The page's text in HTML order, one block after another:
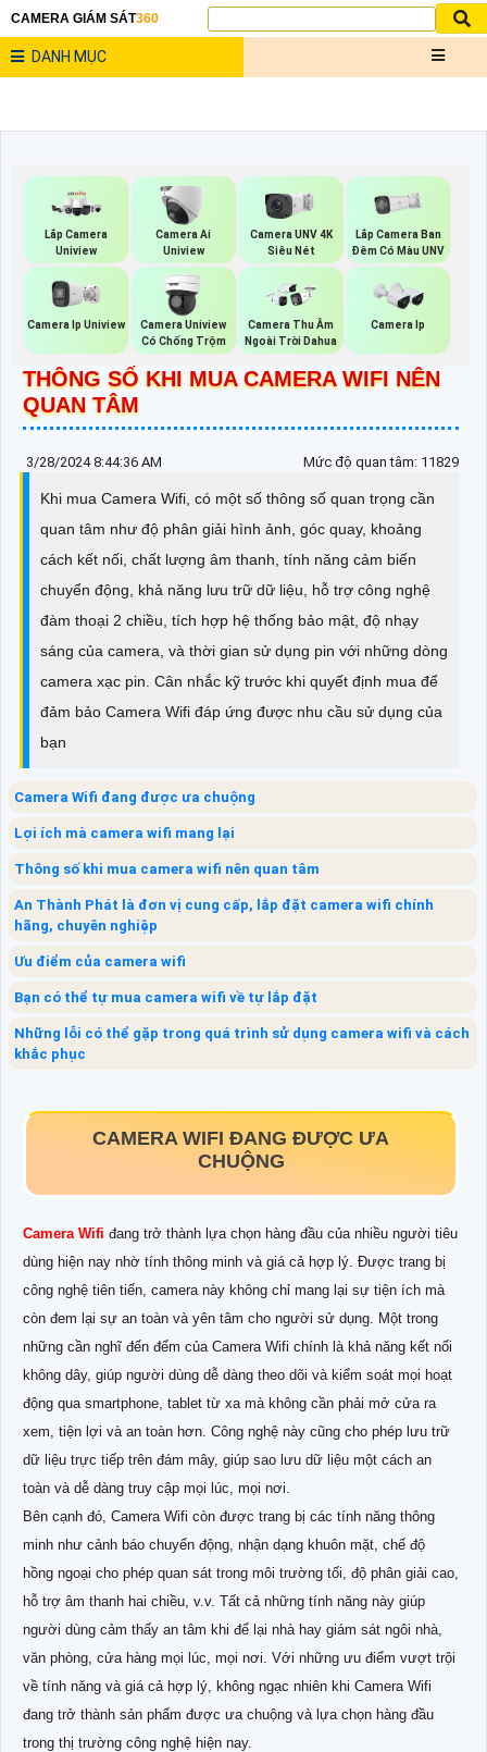
CAMERA GIÁM SÁT360
DANH MỤC
Lắp Camera
Uniview
Camera Ai
Uniview
Camera UNV 4K
Siêu Nét
Lắp Camera Ban
Đêm Có Màu UNV
Camera Ip Uniview
Camera Uniview
Có Chống Trộm
Camera Thu Âm
Ngoài Trời Dahua
Camera Ip
THÔNG SỐ KHI MUA CAMERA WIFI NÊN
QUAN TÂM
3/28/2024 8:44:36 AM Mức độ quan tâm: 11829
Khi mua Camera Wifi, có một số thông số quan trọng cần
quan tâm như độ phân giải hình ảnh, góc quay, khoảng
cách kết nối, chất lượng âm thanh, tính năng cảm biến
chuyển động, khả năng lưu trữ dữ liệu, hỗ trợ công nghệ
đàm thoại 2 chiều, tích hợp hệ thống bảo mật, độ nhạy
sáng của camera, và thời gian sử dụng pin với những dòng
camera xạc pin. Cân nhắc kỹ trước khi quyết định mua để
đảm bảo Camera Wifi đáp ứng được nhu cầu sử dụng của
bạn
Camera Wifi đang được ưa chuộng
Lợi ích mà camera wifi mang lại
Thông số khi mua camera wifi nên quan tâm
An Thành Phát là đơn vị cung cấp, lắp đặt camera wifi chính
hãng, chuyên nghiệp
Ưu điểm của camera wifi
Bạn có thể tự mua camera wifi về tự lắp đặt
Những lỗi có thể gặp trong quá trình sử dụng camera wifi và cách
khắc phục
CAMERA WIFI ĐANG ĐƯỢC ƯA
CHUỘNG
Camera Wifi đang trở thành lựa chọn hàng đầu của nhiều người tiêu
dùng hiện nay nhờ tính thông minh và giá cả hợp lý. Được trang bị
công nghệ tiên tiến, camera này không chỉ mang lại sự tiện ích mà
còn đem lại sự an toàn và yên tâm cho người sử dụng. Một trong
những cần nghĩ đến đểm của Camera Wifi chính là khả năng kết nối
không dây, giúp người dùng dễ dàng theo dõi và kiểm soát mọi hoạt
động qua smartphone, tablet từ xa mà không cần phải mở cửa ra
xem, tiện lợi và an toàn hơn. Công nghệ này cũng cho phép lưu trữ
dữ liệu trực tiếp trên đám mây, giúp sao lưu dữ liệu một cách an
toàn và dễ dàng truy cập mọi lúc, mọi nơi.
Bên cạnh đó, Camera Wifi còn được trang bị các tính năng thông
minh như cảnh báo chuyển động, nhận dạng khuôn mặt, chế độ
hồng ngoại cho phép quan sát trong môi trường tối, độ phân giải cao,
hỗ trợ âm thanh hai chiều, v.v. Tất cả những tính năng này giúp
người dùng cảm thấy an tâm khi để lại nhà hay giám sát ngôi nhà,
văn phòng, cửa hàng mọi lúc, mọi nơi. Với những ưu điểm vượt trội
về tính năng và giá cả hợp lý, không ngạc nhiên khi Camera Wifi
đang trở thành sản phẩm được ưa chuộng và lựa chọn hàng đầu
trong thị trường công nghệ hiện nay.